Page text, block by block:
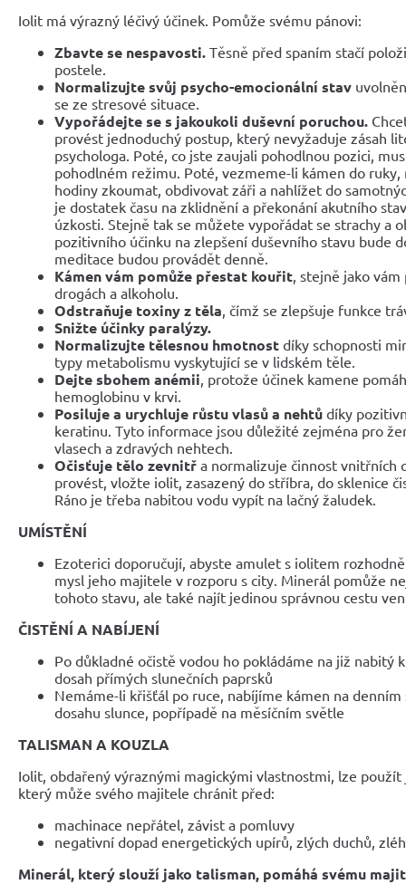
Iolit má výrazný léčivý účinek. Pomůže svému pánovi:
Zbavte se nespavosti. Těsně před spaním stačí
postele.
Normalizujte svůj psycho-emocionální stav
se ze stresové situace.
Vypořádejte se s jakoukoli duševní poruchou.
provést jednoduchý postup, který nevyžaduje zásah
psychologa. Poté, co jste zaujali pohodlnou pozici,
pohodlném režimu. Poté, vezmeme-li kámen do
hodiny zkoumat, obdivovat záři a nahlížet do
je dostatek času na zklidnění a překonání akutního
úzkosti. Stejně tak se můžete vypořádat se strachy a
pozitivního účinku na zlepšení duševního stavu bude
meditace budou provádět denně.
Kámen vám pomůže přestat kouřit , stejně jako
drogách a alkoholu.
Odstraňuje toxiny z těla , čímž se zlepšuje funkce
Snižte účinky paralýzy.
Normalizujte tělesnou hmotnost díky schopnosti
typy metabolismu vyskytující se v lidském těle.
Dejte sbohem anémii , protože účinek kamene
hemoglobinu v krvi.
Posiluje a urychluje růstu vlasů a nehtů díky
keratinu. Tyto informace jsou důležité zejména pro
vlasech a zdravých nehtech.
Očisťuje tělo zevnitř a normalizuje činnost vnitřních
provést, vložte iolit, zasazený do stříbra, do sklenice
Ráno je třeba nabitou vodu vypít na lačný žaludek.
UMÍSTĚNÍ
Ezoterici doporučují, abyste amulet s iolitem
mysl jeho majitele v rozporu s city. Minerál pomůže
tohoto stavu, ale také najít jedinou správnou cestu
ČISTĚNÍ A NABÍJENÍ
Po důkladné očistě vodou ho pokládáme na již nabitý
dosah přímých slunečních paprsků
Nemáme-li křišťál po ruce, nabíjíme kámen na
dosahu slunce, popřípadě na měsíčním světle
TALISMAN A KOUZLA
Iolit, obdařený výraznými magickými vlastnostmi, lze
který může svého majitele chránit před:
machinace nepřátel, závist a pomluvy
negativní dopad energetických upírů, zlých duchů,
Minerál, který slouží jako talisman, pomáhá svému